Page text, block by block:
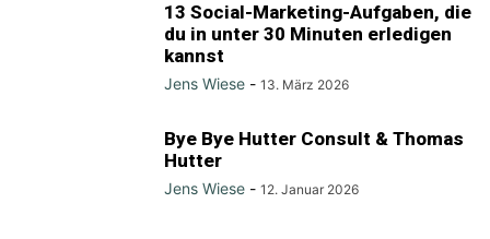
13 Social-Marketing-Aufgaben, die
du in unter 30 Minuten erledigen
kannst
Jens Wiese - 13. März 2026
Bye Bye Hutter Consult & Thomas
Hutter
Jens Wiese - 12. Januar 2026